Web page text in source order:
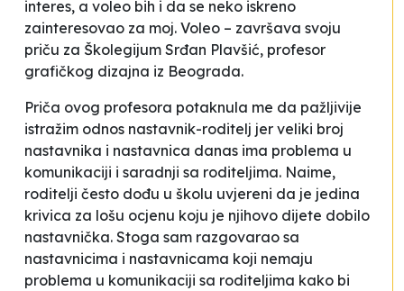
interes, a voleo bih i da se neko iskreno
zainteresovao za moj. Voleo – završava svoju
priču za Školegijum Srđan Plavšić, profesor
grafičkog dizajna iz Beograda.
Priča ovog profesora potaknula me da pažljivije
istražim odnos nastavnik-roditelj jer veliki broj
nastavnika i nastavnica danas ima problema u
komunikaciji i saradnji sa roditeljima. Naime,
roditelji često dođu u školu uvjereni da je jedina
krivica za lošu ocjenu koju je njihovo dijete dobilo
nastavnička. Stoga sam razgovarao sa
nastavnicima i nastavnicama koji nemaju
problema u komunikaciji sa roditeljima kako bi